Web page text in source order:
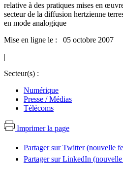
relative à des pratiques mises en
secteur de la diffusion hertzienne
en mode analogique
Mise en ligne le : 05 octobre 2007
|
Secteur(s) :
Numérique
Presse / Médias
Télécoms
Imprimer la page
Partager sur Twitter (nouvelle
Partager sur LinkedIn